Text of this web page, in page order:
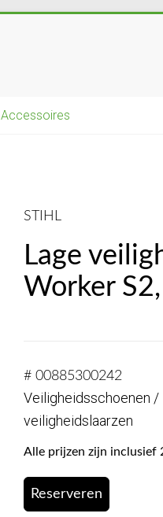
Accessoires
STIHL
Lage
Worker
# 00885300242
Veiligheidsschoenen /
veiligheidslaarzen
Alle prijzen zijn inclusief
Reserveren